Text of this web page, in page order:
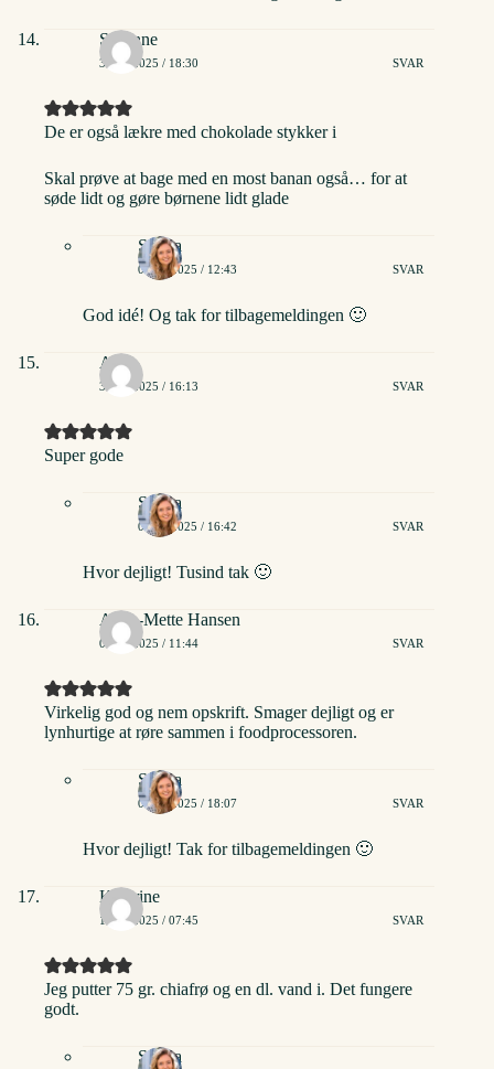
Susanne
30/01/2025 / 18:30 SVAR
De er også lækre med chokolade stykker i
Skal prøve at bage med en most banan også… for at
søde lidt og gøre børnene lidt glade
Stinna
03/02/2025 / 12:43 SVAR
God idé! Og tak for tilbagemeldingen 🙂
Anja
31/03/2025 / 16:13 SVAR
Super gode
Stinna
01/04/2025 / 16:42 SVAR
Hvor dejligt! Tusind tak 🙂
Anne-Mette Hansen
05/04/2025 / 11:44 SVAR
Virkelig god og nem opskrift. Smager dejligt og er
lynhurtige at røre sammen i foodprocessoren.
Stinna
07/04/2025 / 18:07 SVAR
Hvor dejligt! Tak for tilbagemeldingen 🙂
Kathrine
11/05/2025 / 07:45 SVAR
Jeg putter 75 gr. chiafrø og en dl. vand i. Det fungere
godt.
Stinna